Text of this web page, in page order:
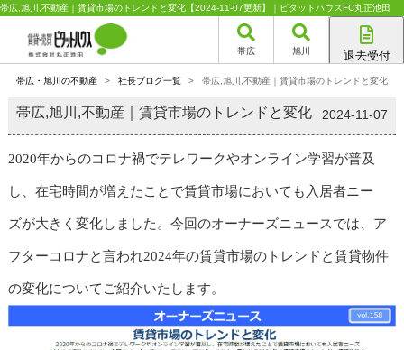
帯広,旭川,不動産｜賃貸市場のトレンドと変化【2024-11-07更新】｜ピタットハウスFC丸正池田
帯広 旭川 退去受付
旭川店
帯広・旭川の不動産 > 社長ブログ一覧 > 帯広,旭川,不動産｜賃貸市場のトレンドと変化
帯広,旭川,不動産｜賃貸市場のトレンドと変化 2024-11-07
2020年からのコロナ禍でテレワークやオンライン学習が普及
し、在宅時間が増えたことで賃貸市場においても入居者ニー
ズが大きく変化しました。今回のオーナーズニュースでは、ア
フターコロナと言われ2024年の賃貸市場のトレンドと賃貸物件
の変化についてご紹介いたします。